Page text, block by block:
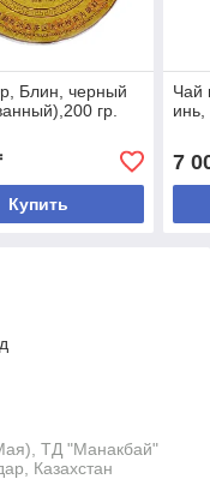
Блин, черный
гр.
Купить
Чай
инь,
7
ТД "Манакбай"
Казахстан